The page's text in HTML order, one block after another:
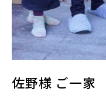
佐野様 ご一家